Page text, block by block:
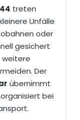
treten
Unfälle
oder
gesichert
weitere
Der
übernimmt
bei
.